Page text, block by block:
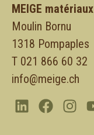
MEIGE
Moulin Bornu
1318 Pompaples
T 021 866 60 32
info@meige.ch